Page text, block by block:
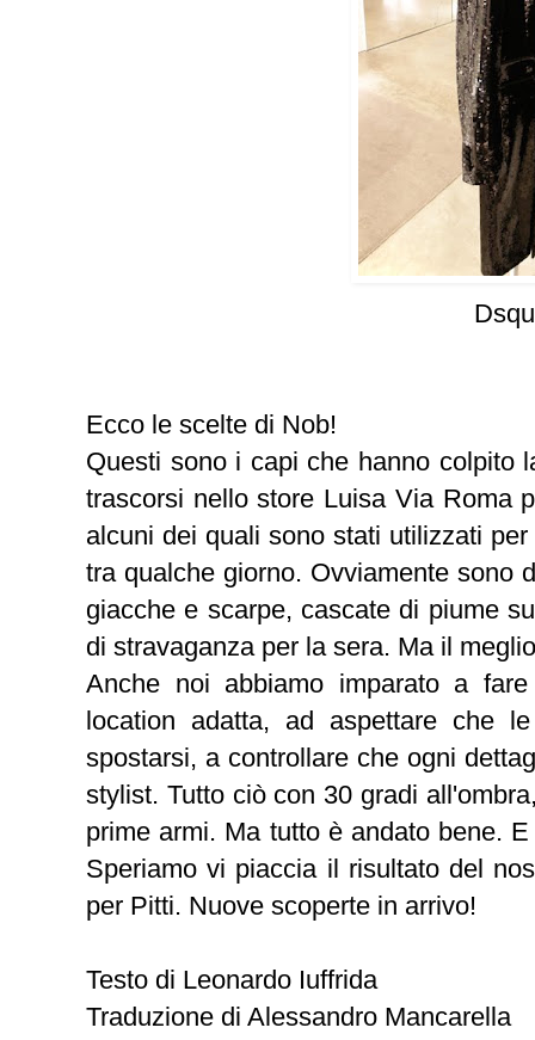
Ecco le scelte di Nob!
Questi sono i capi che hanno colpito
trascorsi nello store Luisa Via Roma
alcuni dei quali sono stati utilizzati
tra qualche giorno. Ovviamente sono
giacche e scarpe, cascate di piume
di stravaganza per la sera. Ma il
Anche noi abbiamo imparato a
location adatta, ad aspettare che
spostarsi, a controllare che ogni
stylist. Tutto ciò con 30 gradi
prime armi. Ma tutto è andato bene.
Speriamo vi piaccia il risultato del
per Pitti. Nuove scoperte in arrivo!
Testo di Leonardo Iuffrida
Traduzione di Alessandro Mancarella